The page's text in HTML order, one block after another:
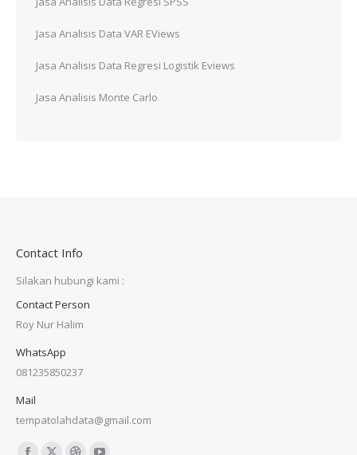
Jasa Analisis Data VAR EViews
Jasa Analisis Data Regresi Logistik Eviews
Jasa Analisis Monte Carlo
Contact Info
Silakan hubungi kami :
Contact Person
Roy Nur Halim
WhatsApp
081235850237
Mail
tempatolahdata@gmail.com
Find us on: